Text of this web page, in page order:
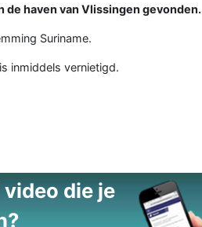
de haven van Vlissingen gevonden.
Suriname.
inmiddels vernietigd.
die je